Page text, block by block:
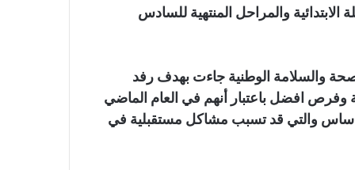
والمراحل المنتهية للسادس
والسلامة الوطنية جاءت بهدف رفد
وفرص افضل باعتبار أنهم في العام الماضي
اساس والتي قد تسبب مشاكل مستقبلية في